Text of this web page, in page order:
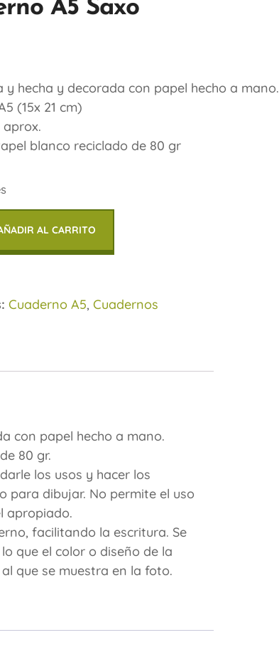
A5 Saxo
y hecha y decorada con papel hecho a mano.
(15x 21 cm)
aprox.
blanco reciclado de 80 gr
AL CARRITO
Cuaderno A5, Cuadernos
con papel hecho a mano.
80 gr.
los usos y hacer los
para dibujar. No permite el uso
apropiado.
facilitando la escritura. Se
que el color o diseño de la
que se muestra en la foto.